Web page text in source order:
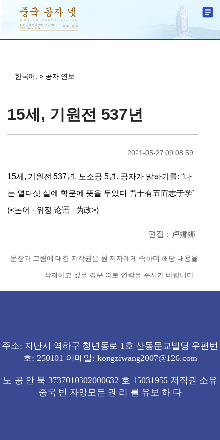
한국어. > 공자 연보
15세, 기원전 537년
2021-05-27 09:08:59
15세, 기원전 537년, 노소공 5년. 공자가 말하기를: “나
는 열다섯 살에 학문에 뜻을 두었다 吾十有五而志于学”
(<논어 · 위정 论语 · 为政>)
편집：卢娜娜
문장과 그림에 대한 저작권은 원 저자에게 속하며 해당 내용을
삭제하고 싶을 경우 따로 연락을 주시기 바랍니다.
주소: 지난시 역하구 청년동로 1호 산동문교빌딩 우편번
호: 250101 이메일: kongziwang2007@126.com
노 공 안 북 3737010302000632 호 15031955 저작권 소유
중국 빈 자망모든 권 리 를 유보 하 다